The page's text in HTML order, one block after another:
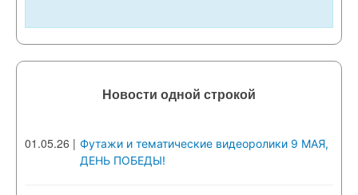
Новости одной строкой
01.05.26 | Футажи и тематические видеоролики 9 МАЯ,
ДЕНЬ ПОБЕДЫ!